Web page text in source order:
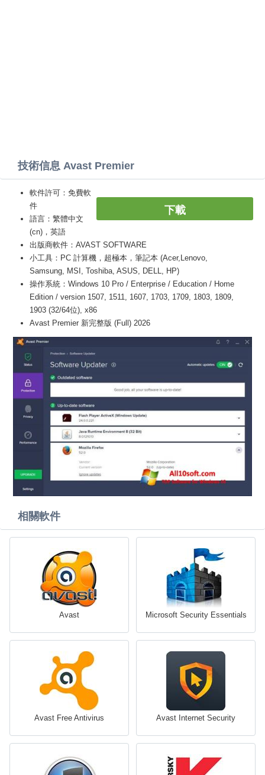
技術信息 Avast Premier
下載
軟件許可：免費軟
件
語言：繁體中文
(cn)，英語
出版商軟件：AVAST SOFTWARE
小工具：PC 計算機，超極本，筆記本 (Acer,Lenovo,
Samsung, MSI, Toshiba, ASUS, DELL, HP)
操作系統：Windows 10 Pro / Enterprise / Education / Home
Edition / version 1507, 1511, 1607, 1703, 1709, 1803, 1809,
1903 (32/64位), x86
Avast Premier 新完整版 (Full) 2026
相關軟件
Avast Microsoft Security Essentials
Avast Free Antivirus Avast Internet Security